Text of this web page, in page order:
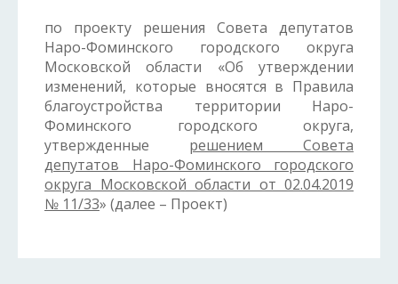
по проекту решения Совета депутатов
Наро-Фоминского городского округа
Московской области «Об утверждении
изменений, которые вносятся в Правила
благоустройства территории Наро-
Фоминского городского округа,
утвержденные решением Совета
депутатов Наро-Фоминского городского
округа Московской области от 02.04.2019
№ 11/33» (далее – Проект)